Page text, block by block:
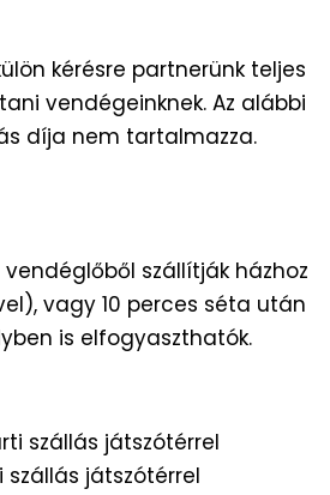
kérésre partnerünk teljes
vendégeinknek. Az alábbi
díja nem tartalmazza.
vendéglőből szállítják házhoz
vagy 10 perces séta után
is elfogyaszthatók.
játszótérrel